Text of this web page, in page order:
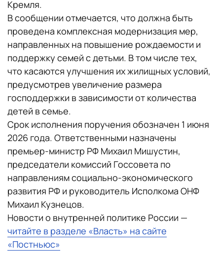
Кремля.
В сообщении отмечается, что должна быть
проведена комплексная модернизация мер,
направленных на повышение рождаемости и
поддержку семей с детьми. В том числе тех,
что касаются улучшения их жилищных условий,
предусмотрев увеличение размера
господдержки в зависимости от количества
детей в семье.
Срок исполнения поручения обозначен 1 июня
2026 года. Ответственными назначены
премьер-министр РФ Михаил Мишустин,
председатели комиссий Госсовета по
направлениям социально-экономического
развития РФ и руководитель Исполкома ОНФ
Михаил Кузнецов.
Новости о внутренней политике России —
читайте в разделе «Власть» на сайте
«Постньюс»